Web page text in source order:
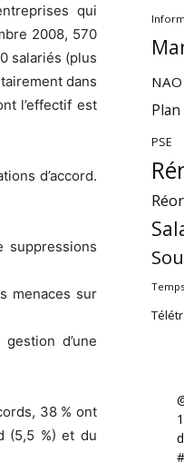
qui
2008, 570
salariés (plus
dans
l’effectif est
d’accord.
menaces sur
d’une
38 % ont
(5,5 %) et du
NAO
PSE